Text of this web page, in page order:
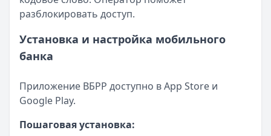
разблокировать доступ.
Установка и настройка мобильного
банка
Приложение ВБРР доступно в App Store и
Google Play.
Пошаговая установка: